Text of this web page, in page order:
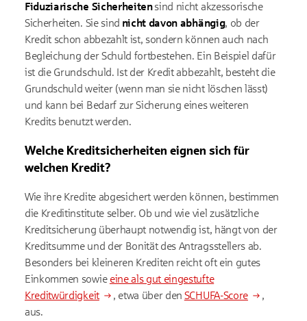
Fiduziarische Sicherheitensind nicht akzessorische
Sicherheiten. Sie sind nicht davon abhängig, ob der
Kredit schon abbezahlt ist, sondern können auch nach
Begleichung der Schuld fortbestehen. Ein Beispiel dafür
ist die Grundschuld. Ist der Kredit abbezahlt, besteht die
Grundschuld weiter (wenn man sie nicht löschen lässt)
und kann bei Bedarf zur Sicherung eines weiteren
Kredits benutzt werden.
Welche Kreditsicherheiten eignen sich für
welchen Kredit?
Wie ihre Kredite abgesichert werden können, bestimmen
die Kreditinstitute selber. Ob und wie viel zusätzliche
Kreditsicherung überhaupt notwendig ist, hängt von der
Kreditsumme und der Bonität des Antragsstellers ab.
Besonders bei kleineren Krediten reicht oft ein gutes
Einkommen sowie eine als gut eingestufte
Kreditwürdigkeit
, etwa über den SCHUFA-Score
,
aus.